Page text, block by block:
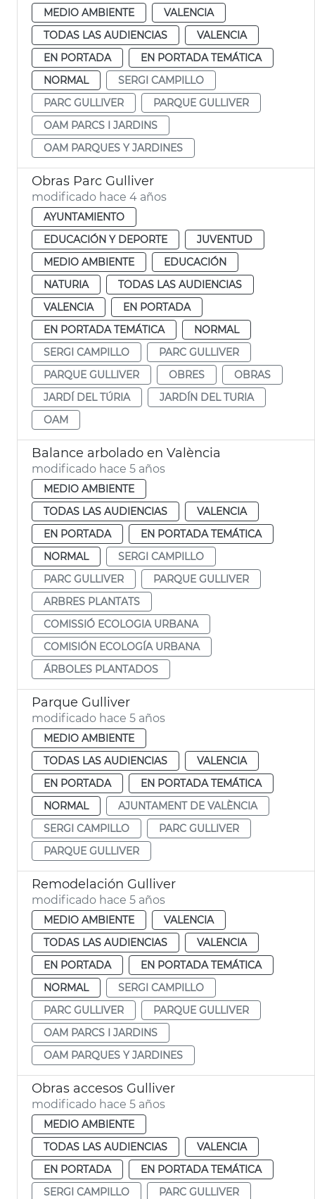
MEDIO AMBIENTE
VALENCIA
TODAS LAS AUDIENCIAS
VALENCIA
EN PORTADA
EN PORTADA TEMÁTICA
NORMAL
SERGI CAMPILLO
PARC GULLIVER
PARQUE GULLIVER
OAM PARCS I JARDINS
OAM PARQUES Y JARDINES
Obras Parc Gulliver
modificado hace 4 años
AYUNTAMIENTO
EDUCACIÓN Y DEPORTE
JUVENTUD
MEDIO AMBIENTE
EDUCACIÓN
NATURIA
TODAS LAS AUDIENCIAS
VALENCIA
EN PORTADA
EN PORTADA TEMÁTICA
NORMAL
SERGI CAMPILLO
PARC GULLIVER
PARQUE GULLIVER
OBRES
OBRAS
JARDÍ DEL TÚRIA
JARDÍN DEL TURIA
OAM
Balance arbolado en València
modificado hace 5 años
MEDIO AMBIENTE
TODAS LAS AUDIENCIAS
VALENCIA
EN PORTADA
EN PORTADA TEMÁTICA
NORMAL
SERGI CAMPILLO
PARC GULLIVER
PARQUE GULLIVER
ARBRES PLANTATS
COMISSIÓ ECOLOGIA URBANA
COMISIÓN ECOLOGÍA URBANA
ÁRBOLES PLANTADOS
Parque Gulliver
modificado hace 5 años
MEDIO AMBIENTE
TODAS LAS AUDIENCIAS
VALENCIA
EN PORTADA
EN PORTADA TEMÁTICA
NORMAL
AJUNTAMENT DE VALÈNCIA
SERGI CAMPILLO
PARC GULLIVER
PARQUE GULLIVER
Remodelación Gulliver
modificado hace 5 años
MEDIO AMBIENTE
VALENCIA
TODAS LAS AUDIENCIAS
VALENCIA
EN PORTADA
EN PORTADA TEMÁTICA
NORMAL
SERGI CAMPILLO
PARC GULLIVER
PARQUE GULLIVER
OAM PARCS I JARDINS
OAM PARQUES Y JARDINES
Obras accesos Gulliver
modificado hace 5 años
MEDIO AMBIENTE
TODAS LAS AUDIENCIAS
VALENCIA
EN PORTADA
EN PORTADA TEMÁTICA
SERGI CAMPILLO
PARC GULLIVER